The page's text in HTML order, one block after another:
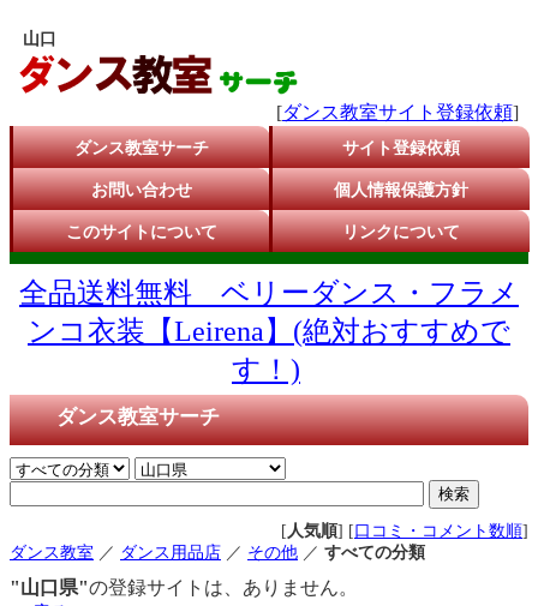
山口
[ダンス教室サイト登録依頼]
ダンス教室サーチ サイト登録依頼
お問い合わせ 個人情報保護方針
このサイトについて リンクについて
全品送料無料 ベリーダンス・フラメ
ンコ衣装【Leirena】(絶対おすすめで
す！)
ダンス教室サーチ
[ 人気順] [ 口コミ・コメント数順]
ダンス教室 ／ ダンス用品店 ／ その他 ／ すべての分類
"山口県"の登録サイトは、ありません。